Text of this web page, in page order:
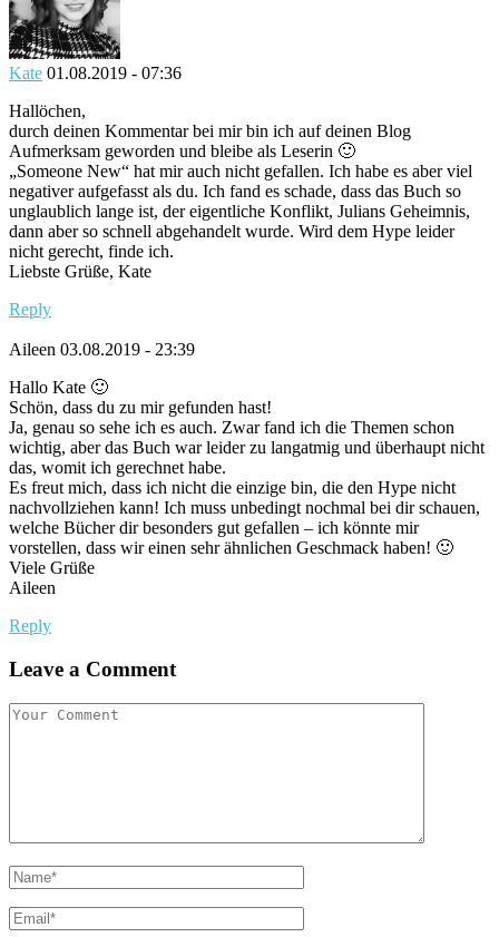
Kate 01.08.2019 - 07:36
Hallöchen,
durch deinen Kommentar bei mir bin ich auf deinen Blog
Aufmerksam geworden und bleibe als Leserin 🙂
„Someone New“ hat mir auch nicht gefallen. Ich habe es aber viel
negativer aufgefasst als du. Ich fand es schade, dass das Buch so
unglaublich lange ist, der eigentliche Konflikt, Julians Geheimnis,
dann aber so schnell abgehandelt wurde. Wird dem Hype leider
nicht gerecht, finde ich.
Liebste Grüße, Kate
Reply
Aileen 03.08.2019 - 23:39
Hallo Kate 🙂
Schön, dass du zu mir gefunden hast!
Ja, genau so sehe ich es auch. Zwar fand ich die Themen schon
wichtig, aber das Buch war leider zu langatmig und überhaupt nicht
das, womit ich gerechnet habe.
Es freut mich, dass ich nicht die einzige bin, die den Hype nicht
nachvollziehen kann! Ich muss unbedingt nochmal bei dir schauen,
welche Bücher dir besonders gut gefallen – ich könnte mir
vorstellen, dass wir einen sehr ähnlichen Geschmack haben! 🙂
Viele Grüße
Aileen
Reply
Leave a Comment